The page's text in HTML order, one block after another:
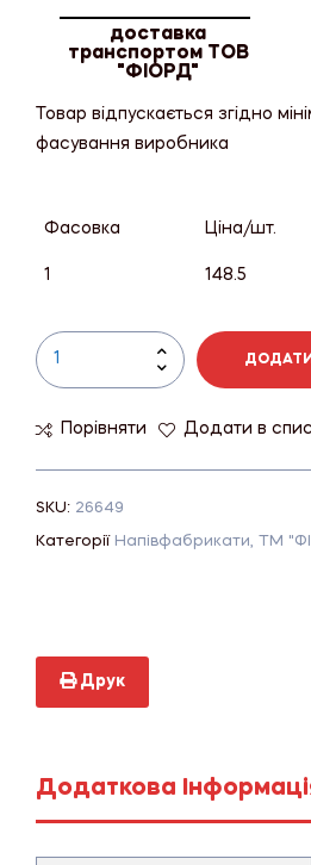
доставка
транспортом ТОВ
"ФІОРД"
Товар відпускається згідно
фасування виробника
Фасовка Ціна/шт.
1 148.5
Порівняти Додати в
SKU: 26649
Категорії Напівфабрикати, ТМ
Друк
Додаткова